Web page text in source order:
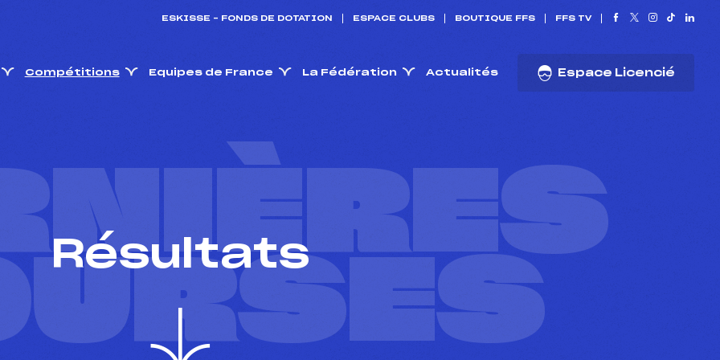
ESKISSE – FONDS DE DOTATION ESPACE CLUBS BOUTIQUE FFS FFS TV
Compétitions Equipes de France La Fédération Actualités Espace Licencié
Résultats